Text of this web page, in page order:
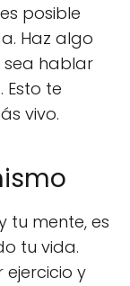
posible
Haz algo
sea hablar
te
vivo.
tu mente, es
tu vida.
y